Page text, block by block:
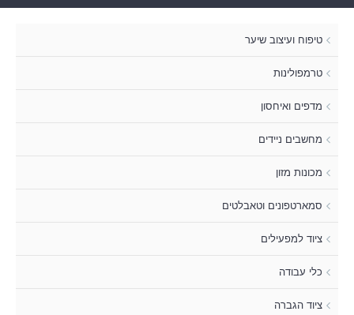
טיפוח ועיצוב שיער
טרמפולינות
מדפים ואיחסון
מחשבים ניידים
מכונות מזון
סמארטפונים וטאבלטים
ציוד למפעילים
כלי עבודה
ציוד הגברה